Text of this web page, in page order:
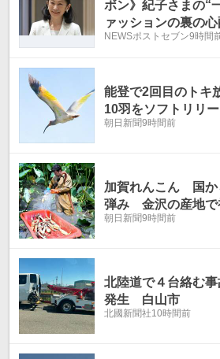
ボン》紀子さまの“
ァッションの裏の
萎縮させない”柔ら
NEWSポストセブン9時間
能登で2回目のトキ
10羽をソフトリリ
朝日新聞9時間前
加賀れんこん 国か
弾み 金沢の産地で
朝日新聞9時間前
北陸道で４台絡む
発生 白山市
北國新聞社10時間前